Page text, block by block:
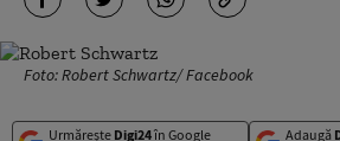
Foto: Robert Schwartz/ Facebook
Urmărește Digi24în Google
Adaugă